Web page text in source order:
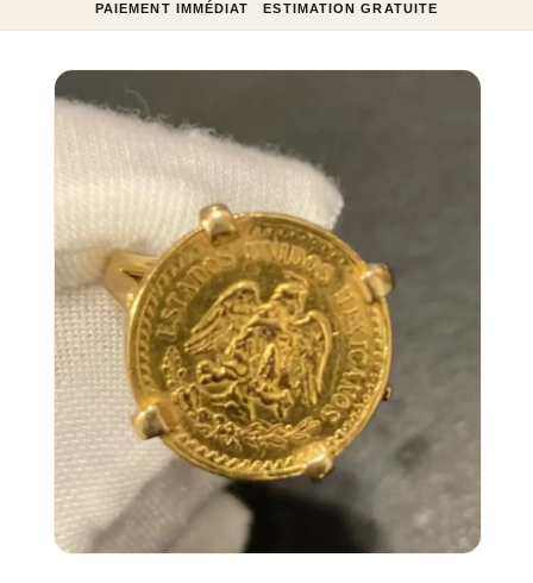
PAIEMENT IMMÉDIAT ESTIMATION GRATUITE